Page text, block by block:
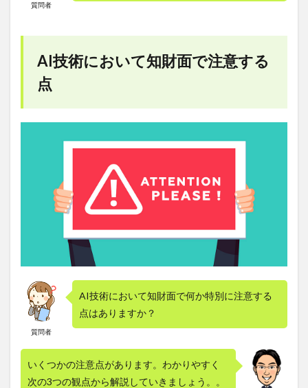
質問者
AI技術において知財面で注意する
点
質問者
AI技術において知財面で何か特別に注意する
点はありますか？
いくつかの注意点があります。わかりやすく
次の3つの観点から解説していきましょう。。